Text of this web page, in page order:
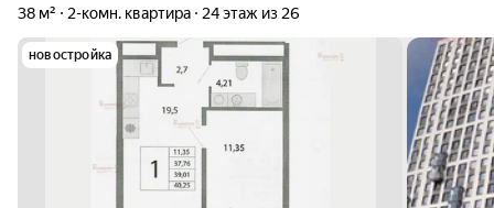
38 м² 2-комн. квартира 24 этаж из 26
новостройка